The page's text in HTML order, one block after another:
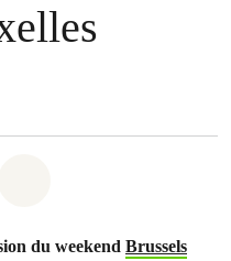
du weekend Brussels